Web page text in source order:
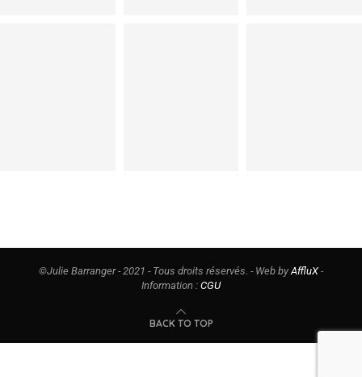
©Julie Barranger - 2021 - Tous droits réservés. - Web by AffluX -
Information : CGU
BACK TO TOP